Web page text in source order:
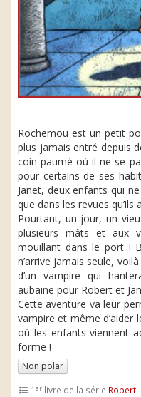
Rochemou est un petit
plus jamais entré depuis
coin paumé où il ne se
pour certains de ses
Janet, deux enfants qui
que dans les revues qu’ils
Pourtant, un jour, un
plusieurs mâts et aux
mouillant dans le port !
n’arrive jamais seule,
d’un vampire qui
aubaine pour Robert et
Cette aventure va leur
vampire et même d’aider
où les enfants viennent
forme !
Non polar
1er livre de la série Robert